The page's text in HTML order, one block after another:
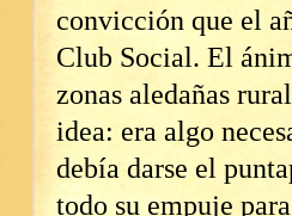
convicción que el
Club Social. El
zonas aledañas
idea: era algo
debía darse el
todo su empuje